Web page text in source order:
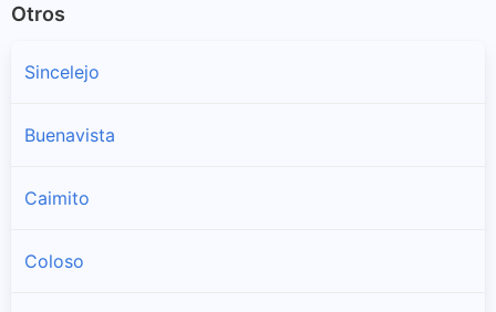
Otros
Sincelejo
Buenavista
Caimito
Coloso